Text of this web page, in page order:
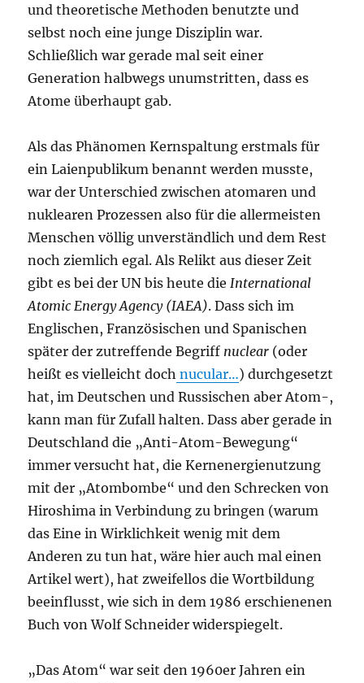
und theoretische Methoden benutzte und
selbst noch eine junge Disziplin war.
Schließlich war gerade mal seit einer
Generation halbwegs unumstritten, dass es
Atome überhaupt gab.
Als das Phänomen Kernspaltung erstmals für
ein Laienpublikum benannt werden musste,
war der Unterschied zwischen atomaren und
nuklearen Prozessen also für die allermeisten
Menschen völlig unverständlich und dem Rest
noch ziemlich egal. Als Relikt aus dieser Zeit
gibt es bei der UN bis heute die International
Atomic Energy Agency (IAEA). Dass sich im
Englischen, Französischen und Spanischen
später der zutreffende Begriff nuclear (oder
heißt es vielleicht doch nucular…) durchgesetzt
hat, im Deutschen und Russischen aber Atom-,
kann man für Zufall halten. Dass aber gerade in
Deutschland die „Anti-Atom-Bewegung“
immer versucht hat, die Kernenergienutzung
mit der „Atombombe“ und den Schrecken von
Hiroshima in Verbindung zu bringen (warum
das Eine in Wirklichkeit wenig mit dem
Anderen zu tun hat, wäre hier auch mal einen
Artikel wert), hat zweifellos die Wortbildung
beeinflusst, wie sich in dem 1986 erschienenen
Buch von Wolf Schneider widerspiegelt.
„Das Atom“ war seit den 1960er Jahren ein